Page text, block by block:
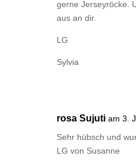
gerne Jerseyröcke.
aus an dir.
LG
Sylvia
rosa Sujuti am 3.
Sehr hübsch und
LG von Susanne